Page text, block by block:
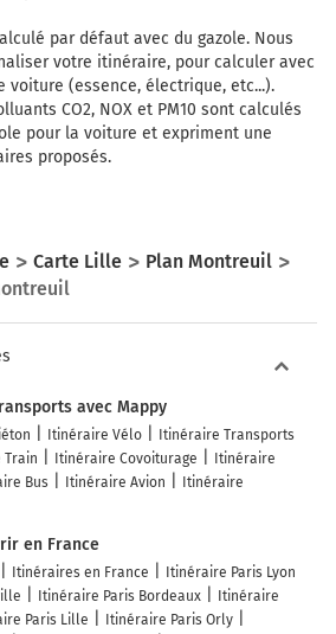
par défaut avec du gazole. Nous
votre itinéraire, pour calculer avec
voiture (essence, électrique, etc...).
CO2, NOX et PM10 sont calculés
pour la voiture et expriment une
proposés.
Carte Lille
Plan Montreuil
avec Mappy
Itinéraire Vélo
Itinéraire Transports
Train Itinéraire Covoiturage
Itinéraire
Bus Itinéraire Avion
Itinéraire
en France
Itinéraires en France
Itinéraire Paris Lyon
Itinéraire Paris Bordeaux
Itinéraire
Paris Lille
Itinéraire Paris Orly